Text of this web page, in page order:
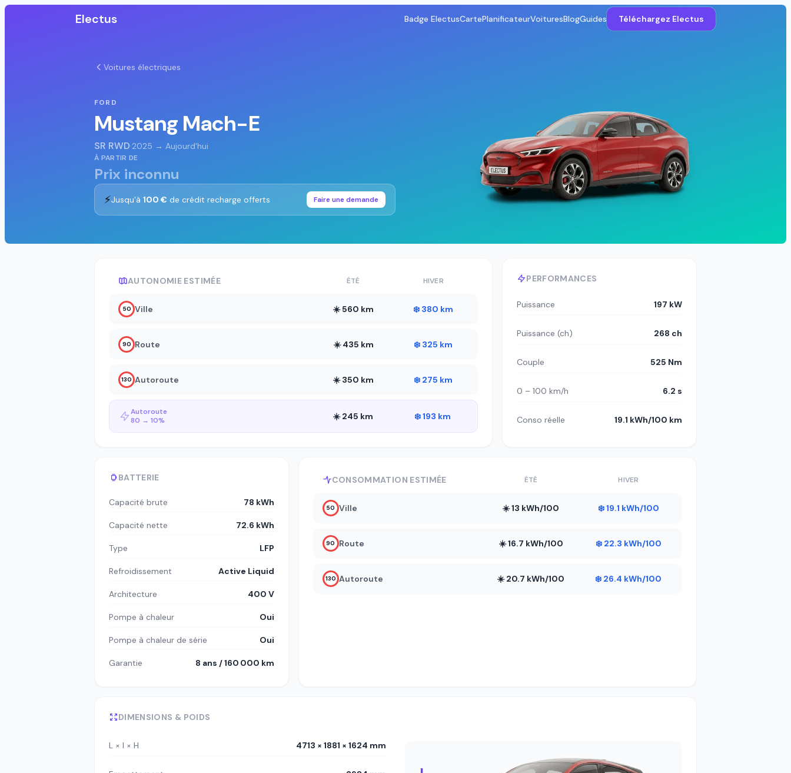
Electus Badge ElectusCartePlanificateurVoituresBlogGuides Téléchargez Electus
Voitures électriques
FORD
Mustang Mach-E
SR RWD·2025 → Aujourd'hui
À PARTIR DE
Prix inconnu
⚡Jusqu'à 100 € de crédit recharge offerts Faire une demande
AUTONOMIE ESTIMÉE ÉTÉ HIVER
50 Ville ☀️ 560 km ❄️ 380 km
90 Route ☀️ 435 km ❄️ 325 km
130 Autoroute ☀️ 350 km ❄️ 275 km
Autoroute
80 → 10%
☀️ 245 km ❄️ 193 km
PERFORMANCES
Puissance 197 kW
Puissance (ch) 268 ch
Couple 525 Nm
0 – 100 km/h 6.2 s
Conso réelle 19.1 kWh/100 km
BATTERIE
Capacité brute 78 kWh
Capacité nette 72.6 kWh
Type LFP
Refroidissement Active Liquid
Architecture 400 V
Pompe à chaleur Oui
Pompe à chaleur de série Oui
Garantie 8 ans / 160 000 km
CONSOMMATION ESTIMÉE ÉTÉ HIVER
50 Ville ☀️ 13 kWh/100 ❄️ 19.1 kWh/100
90 Route ☀️ 16.7 kWh/100 ❄️ 22.3 kWh/100
130 Autoroute ☀️ 20.7 kWh/100 ❄️ 26.4 kWh/100
DIMENSIONS & POIDS
L × l × H 4713 × 1881 × 1624 mm